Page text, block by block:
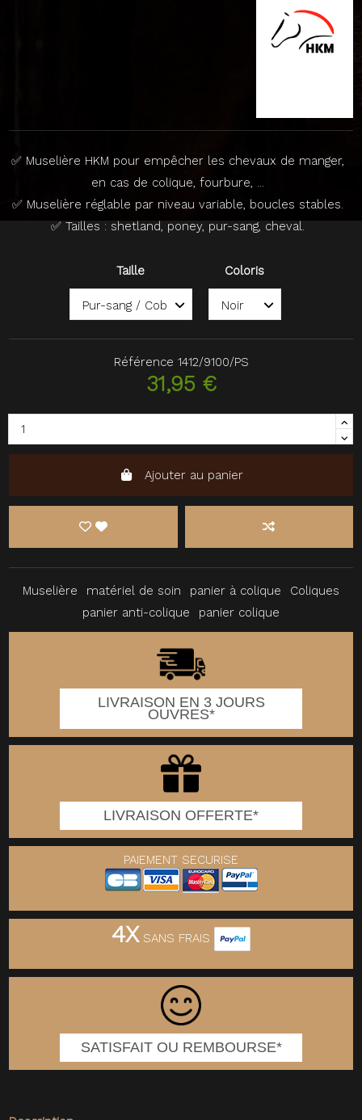
✅ Muselière HKM pour empêcher les chevaux de manger,
en cas de colique, fourbure, ...
✅ Muselière réglable par niveau variable, boucles stables.
✅ Tailles : shetland, poney, pur-sang, cheval.
Taille Coloris
Référence 1412/9100/PS
31,95 €
Ajouter au panier
Muselière matériel de soin panier à colique
Coliques
panier anti-colique
panier colique
LIVRAISON EN 3 JOURS
OUVRES*
LIVRAISON OFFERTE*
PAIEMENT SECURISE
4XSANS FRAIS
SATISFAIT OU REMBOURSE*